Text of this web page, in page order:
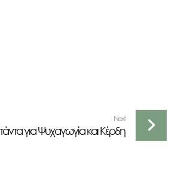
Next
για Ψυχαγωγία και Κέρδη